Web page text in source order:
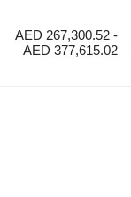
AED 267,300.52 -
AED 377,615.02